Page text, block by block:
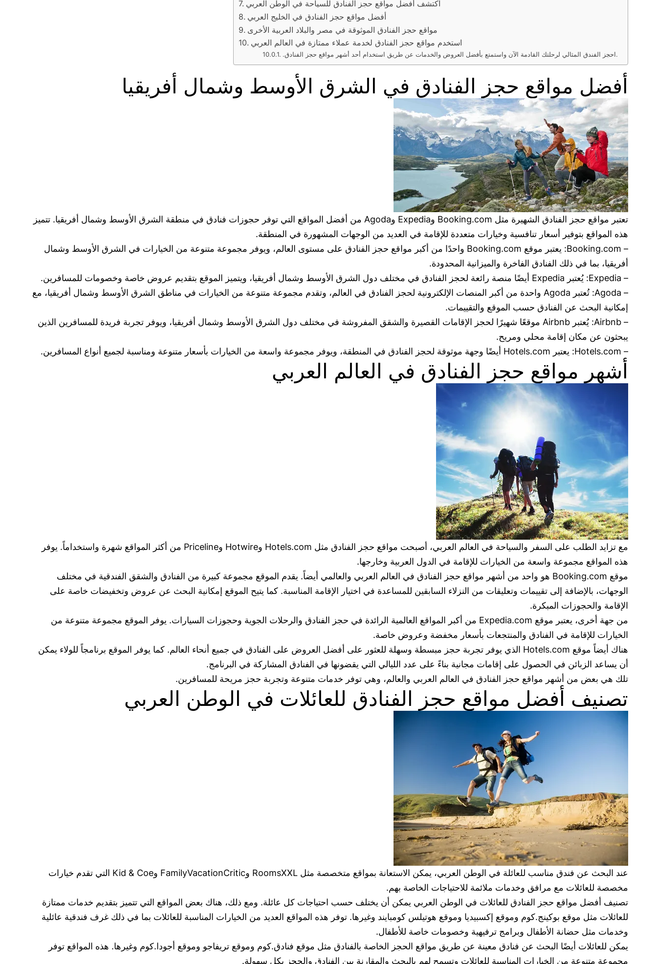
اكتشف أفضل مواقع حجز الفنادق للسياحة في الوطن العربي
أفضل مواقع حجز الفنادق في الخليج العربي
مواقع حجز الفنادق الموثوقة في مصر والبلاد العربية الأخرى
استخدم مواقع حجز الفنادق لخدمة عملاء ممتازة في العالم العربي
.احجز الفندق المثالي لرحلتك القادمة الآن واستمتع بأفضل العروض والخدمات عن طريق استخدام أحد أشهر مواقع حجز الفنادق.
أفضل مواقع حجز الفنادق في الشرق الأوسط وشمال أفريقيا
تعتبر مواقع حجز الفنادق الشهيرة مثل Booking.com وExpedia وAgoda من أفضل المواقع التي توفر حجوزات فنادق في منطقة الشرق الأوسط وشمال أفريقيا. تتميز
هذه المواقع بتوفير أسعار تنافسية وخيارات متعددة للإقامة في العديد من الوجهات المشهورة في المنطقة.
– Booking.com: يعتبر موقع Booking.com واحدًا من أكبر مواقع حجز الفنادق على مستوى العالم، ويوفر مجموعة متنوعة من الخيارات في الشرق الأوسط وشمال
أفريقيا، بما في ذلك الفنادق الفاخرة والميزانية المحدودة.
– Expedia: يُعتبر Expedia أيضًا منصة رائعة لحجز الفنادق في مختلف دول الشرق الأوسط وشمال أفريقيا، ويتميز الموقع بتقديم عروض خاصة وخصومات للمسافرين.
– Agoda: تُعتبر Agoda واحدة من أكبر المنصات الإلكترونية لحجز الفنادق في العالم، وتقدم مجموعة متنوعة من الخيارات في مناطق الشرق الأوسط وشمال أفريقيا، مع
إمكانية البحث عن الفنادق حسب الموقع والتقييمات.
– Airbnb: يُعتبر Airbnb موقعًا شهيرًا لحجز الإقامات القصيرة والشقق المفروشة في مختلف دول الشرق الأوسط وشمال أفريقيا، ويوفر تجربة فريدة للمسافرين الذين
يبحثون عن مكان إقامة محلي ومريح.
– Hotels.com: يعتبر Hotels.com أيضًا وجهة موثوقة لحجز الفنادق في المنطقة، ويوفر مجموعة واسعة من الخيارات بأسعار متنوعة ومناسبة لجميع أنواع المسافرين.
أشهر مواقع حجز الفنادق في العالم العربي
مع تزايد الطلب على السفر والسياحة في العالم العربي، أصبحت مواقع حجز الفنادق مثل Hotels.com وHotwire وPriceline من أكثر المواقع شهرة واستخداماً. يوفر
هذه المواقع مجموعة واسعة من الخيارات للإقامة في الدول العربية وخارجها.
موقع Booking.com هو واحد من أشهر مواقع حجز الفنادق في العالم العربي والعالمي أيضاً. يقدم الموقع مجموعة كبيرة من الفنادق والشقق الفندقية في مختلف
الوجهات، بالإضافة إلى تقييمات وتعليقات من النزلاء السابقين للمساعدة في اختيار الإقامة المناسبة. كما يتيح الموقع إمكانية البحث عن عروض وتخفيضات خاصة على
الإقامة والحجوزات المبكرة.
من جهة أخرى، يعتبر موقع Expedia.com من أكبر المواقع العالمية الرائدة في حجز الفنادق والرحلات الجوية وحجوزات السيارات. يوفر الموقع مجموعة متنوعة من
الخيارات للإقامة في الفنادق والمنتجعات بأسعار مخفضة وعروض خاصة.
هناك أيضاً موقع Hotels.com الذي يوفر تجربة حجز مبسطة وسهلة للعثور على أفضل العروض على الفنادق في جميع أنحاء العالم. كما يوفر الموقع برنامجاً للولاء يمكن
أن يساعد الزبائن في الحصول على إقامات مجانية بناءً على عدد الليالي التي يقضونها في الفنادق المشاركة في البرنامج.
تلك هي بعض من أشهر مواقع حجز الفنادق في العالم العربي والعالم، وهي توفر خدمات متنوعة وتجربة حجز مريحة للمسافرين.
تصنيف أفضل مواقع حجز الفنادق للعائلات في الوطن العربي
عند البحث عن فندق مناسب للعائلة في الوطن العربي، يمكن الاستعانة بمواقع متخصصة مثل RoomsXXL وFamilyVacationCritic وKid & Coe التي تقدم خيارات
مخصصة للعائلات مع مرافق وخدمات ملائمة للاحتياجات الخاصة بهم.
تصنيف أفضل مواقع حجز الفنادق للعائلات في الوطن العربي يمكن أن يختلف حسب احتياجات كل عائلة. ومع ذلك، هناك بعض المواقع التي تتميز بتقديم خدمات ممتازة
للعائلات مثل موقع بوكينج.كوم وموقع إكسبيديا وموقع هوتيلس كومبايند وغيرها. توفر هذه المواقع العديد من الخيارات المناسبة للعائلات بما في ذلك غرف فندقية عائلية
وخدمات مثل حضانة الأطفال وبرامج ترفيهية وخصومات خاصة للأطفال.
يمكن للعائلات أيضًا البحث عن فنادق معينة عن طريق مواقع الحجز الخاصة بالفنادق مثل موقع فنادق.كوم وموقع تريفاجو وموقع أجودا.كوم وغيرها. هذه المواقع توفر
مجموعة متنوعة من الخيارات المناسبة للعائلات وتسمح لهم بالبحث والمقارنة بين الفنادق والحجز بكل سهولة.